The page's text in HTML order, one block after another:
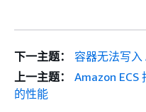
下一主题：
容器无法写入
上一主题：
Amazon ECS
的性能